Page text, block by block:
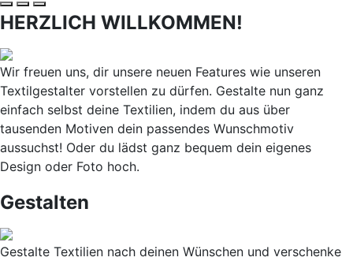
HERZLICH WILLKOMMEN!
Wir freuen uns, dir unsere neuen Features wie unseren
Textilgestalter vorstellen zu dürfen. Gestalte nun ganz
einfach selbst deine Textilien, indem du aus über
tausenden Motiven dein passendes Wunschmotiv
aussuchst! Oder du lädst ganz bequem dein eigenes
Design oder Foto hoch.
Gestalten
Gestalte Textilien nach deinen Wünschen und verschenke